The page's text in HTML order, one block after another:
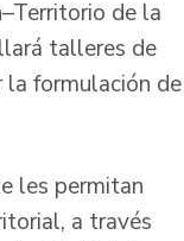
de la
talleres de
formulación de
les permitan
a través